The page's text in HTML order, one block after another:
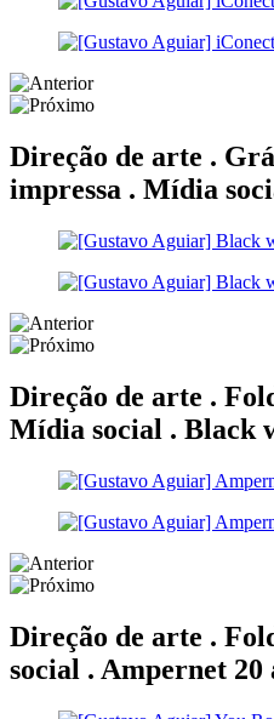
Direção de arte .
impressa . Mídia
Direção de arte .
Mídia social . Black
Direção de arte .
social . Ampernet 20